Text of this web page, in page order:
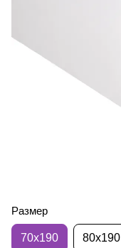
Размер
70х190 80х190